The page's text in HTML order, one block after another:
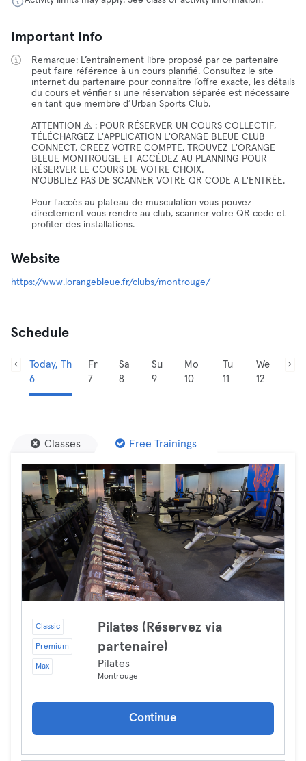
Important Info
Remarque: L’entraînement libre proposé par ce partenaire
peut faire référence à un cours planifié. Consultez le site
internet du partenaire pour connaître l’offre exacte, les détails
du cours et vérifier si une réservation séparée est nécessaire
en tant que membre d’Urban Sports Club.
ATTENTION ⚠️ : POUR RÉSERVER UN COURS COLLECTIF,
TÉLÉCHARGEZ L'APPLICATION L'ORANGE BLEUE CLUB
CONNECT, CREEZ VOTRE COMPTE, TROUVEZ L'ORANGE
BLEUE MONTROUGE ET ACCÉDEZ AU PLANNING POUR
RÉSERVER LE COURS DE VOTRE CHOIX.
N'OUBLIEZ PAS DE SCANNER VOTRE QR CODE A L'ENTRÉE.
Pour l'accès au plateau de musculation vous pouvez
directement vous rendre au club, scanner votre QR code et
profiter des installations.
Website
https://www.lorangebleue.fr/clubs/montrouge/
Schedule
Today, Th
6
Fr
7
Sa
8
Su
9
Mo
10
Tu
11
We
12
Classes Free Trainings
Classic
Premium
Max
Pilates (Réservez via
partenaire)
Pilates
Montrouge
Continue